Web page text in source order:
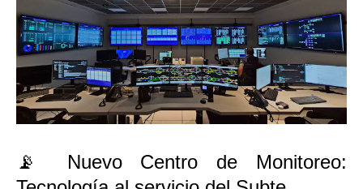
📡 Nuevo Centro de Monitoreo: